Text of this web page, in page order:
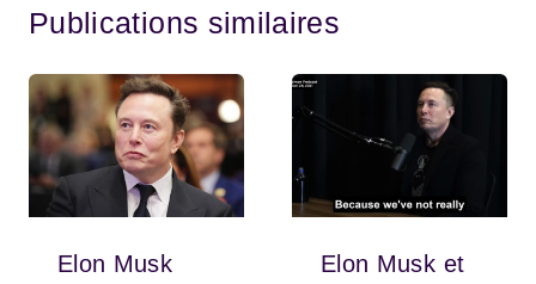
Publications similaires
Elon Musk
Elon Musk et